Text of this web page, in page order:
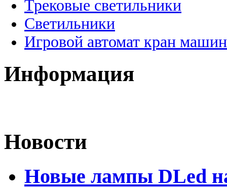
Трековые светильники
Светильники
Игровой автомат кран
Информация
Новости
Новые лампы DLed